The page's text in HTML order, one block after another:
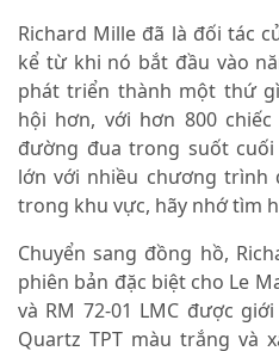
Richard Mille đã là đối tác
kể từ khi nó bắt đầu vào
phát triển thành một thứ
hội hơn, với hơn 800
đường đua trong suốt
lớn với nhiều chương trình
trong khu vực, hãy nhớ tìm
Chuyển sang đồng hồ,
phiên bản đặc biệt cho Le
và RM 72-01 LMC được
Quartz TPT màu trắng và